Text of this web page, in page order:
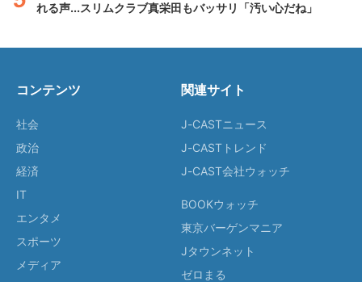
れる声...スリムクラブ真栄田もバッサリ「汚い心だね」
コンテンツ
社会
政治
経済
IT
エンタメ
スポーツ
メディア
関連サイト
J-CASTニュース
J-CASTトレンド
J-CAST会社ウォッチ
BOOKウォッチ
東京バーゲンマニア
Jタウンネット
ゼロまる